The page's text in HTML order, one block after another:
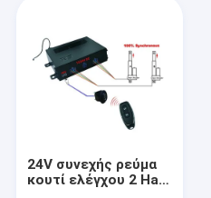
24V συνεχής ρεύμα
κουτί ελέγχου 2 Hall